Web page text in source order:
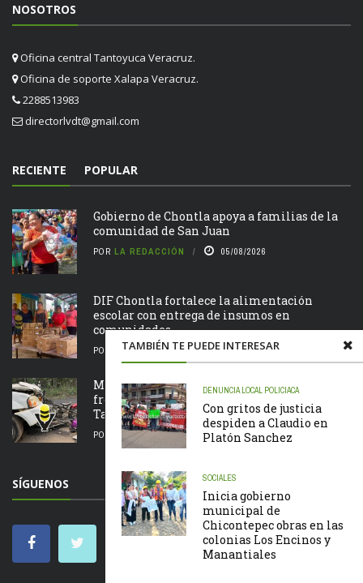
TAMBIÉN TE PUEDE INTERESAR
DENUNCIA LOCAL POLICIACA
Con gritos de justicia
despiden a Claudio en
Platón Sanchez
SOCIALES
Inicia gobierno
municipal de
Chicontepec obras en las
colonias Los Encinos y
Manantiales
NOSOTROS
Oficina central Tantoyuca Veracruz.
Oficina de soporte Xalapa Veracruz.
2288513983
directorlvdt@gmail.com
RECIENTE POPULAR
Gobierno de Chontla apoya a familias de la
comunidad de San Juan
POR LA REDACCIÓN 05/08/2026
DIF Chontla fortalece la alimentación
escolar con entrega de insumos en
comunidades
POR LA REDACCIÓN 05/08/2026
Motociclista resulta lesionado tras chocar de
frente contra una camioneta en la Álamo –
Tamazunchale
POR LA REDACCIÓN 05/08/2026
SÍGUENOS